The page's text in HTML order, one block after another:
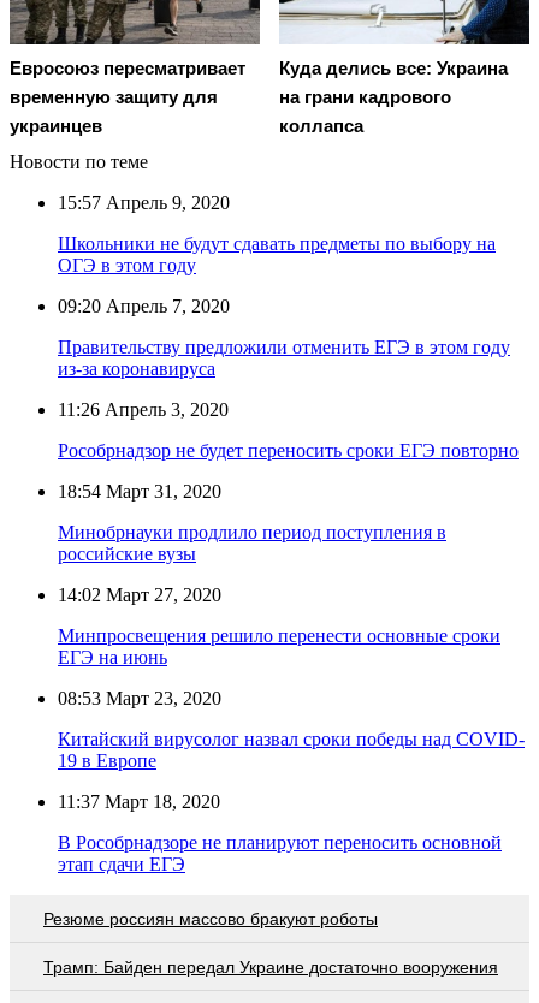
Евросоюз пересматривает
временную защиту для
украинцев
Куда делись все: Украина
на грани кадрового
коллапса
Новости по теме
15:57 Апрель 9, 2020
Школьники не будут сдавать предметы по выбору на
ОГЭ в этом году
09:20 Апрель 7, 2020
Правительству предложили отменить ЕГЭ в этом году
из-за коронавируса
11:26 Апрель 3, 2020
Рособрнадзор не будет переносить сроки ЕГЭ повторно
18:54 Март 31, 2020
Минобрнауки продлило период поступления в
российские вузы
14:02 Март 27, 2020
Минпросвещения решило перенести основные сроки
ЕГЭ на июнь
08:53 Март 23, 2020
Китайский вирусолог назвал сроки победы над COVID-
19 в Европе
11:37 Март 18, 2020
В Рособрнадзоре не планируют переносить основной
этап сдачи ЕГЭ
Резюме россиян массово бракуют роботы
Трамп: Байден передал Украине достаточно вооружения